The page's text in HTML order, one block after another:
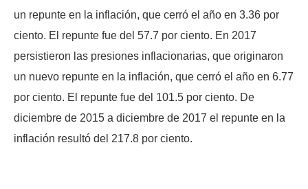
un repunte en la inflación, que cerró el año en 3.36 por
ciento. El repunte fue del 57.7 por ciento. En 2017
persistieron las presiones inflacionarias, que originaron
un nuevo repunte en la inflación, que cerró el año en 6.77
por ciento. El repunte fue del 101.5 por ciento. De
diciembre de 2015 a diciembre de 2017 el repunte en la
inflación resultó del 217.8 por ciento.